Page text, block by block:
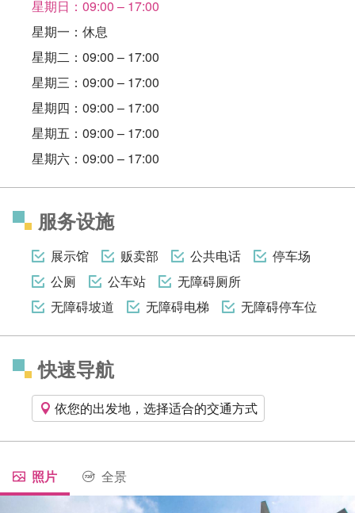
星期日：09:00 – 17:00
星期一：休息
星期二：09:00 – 17:00
星期三：09:00 – 17:00
星期四：09:00 – 17:00
星期五：09:00 – 17:00
星期六：09:00 – 17:00
服务设施
展示馆 贩卖部 公共电话
停车场
公厕
公车站
无障碍厕所
无障碍坡道
无障碍电梯 无障碍停车位
快速导航
依您的出发地，选择适合的交通方式
照片 全景